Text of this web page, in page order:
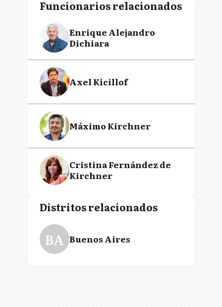
Funcionarios relacionados
Enrique Alejandro
Dichiara
Axel Kicillof
Máximo Kirchner
Cristina Fernández de
Kirchner
Distritos relacionados
BA Buenos Aires